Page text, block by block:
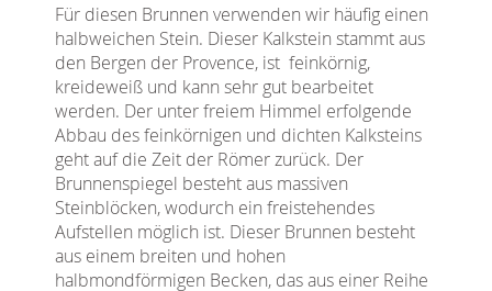
Für diesen Brunnen verwenden wir häufig einen
halbweichen Stein. Dieser Kalkstein stammt aus
den Bergen der Provence, ist feinkörnig,
kreideweiß und kann sehr gut bearbeitet
werden. Der unter freiem Himmel erfolgende
Abbau des feinkörnigen und dichten Kalksteins
geht auf die Zeit der Römer zurück. Der
Brunnenspiegel besteht aus massiven
Steinblöcken, wodurch ein freistehendes
Aufstellen möglich ist. Dieser Brunnen besteht
aus einem breiten und hohen
halbmondförmigen Becken, das aus einer Reihe